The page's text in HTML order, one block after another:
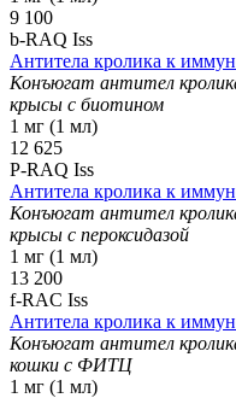
9 100
b-RAQ Iss
Антитела кролика к
Конъюгат антител
крысы с биотином
1 мг (1 мл)
12 625
P-RAQ Iss
Антитела кролика к
Конъюгат антител
крысы с пероксидазой
1 мг (1 мл)
13 200
f-RAC Iss
Антитела кролика к
Конъюгат антител
кошки с ФИТЦ
1 мг (1 мл)